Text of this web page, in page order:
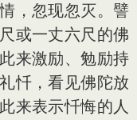
，忽现忽灭。譬
或一丈六尺的佛
来激励、勉励持
忏，看见佛陀放
来表示忏悔的人